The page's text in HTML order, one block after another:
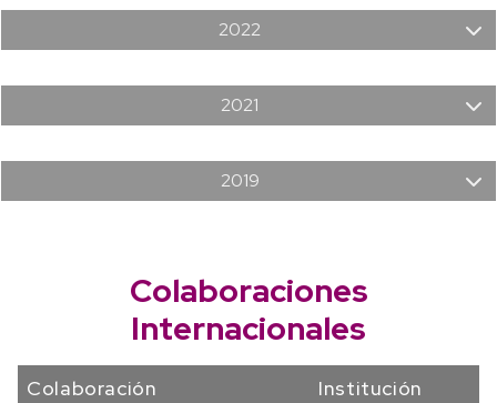
2022
2021
2019
Colaboraciones
Internacionales
Colaboración
Institución